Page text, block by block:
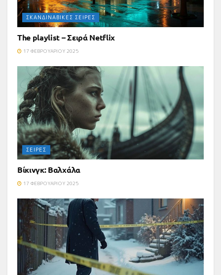
ΣΚΑΝΔΙΝΑΒΙΚΈΣ ΣΕΙΡΈΣ
The playlist – Σειρά Netflix
17 ΦΕΒΡΟΥΑΡΊΟΥ 2025
ΣΕΙΡΈΣ
Βίκινγκ: Βαλχάλα
17 ΦΕΒΡΟΥΑΡΊΟΥ 2025